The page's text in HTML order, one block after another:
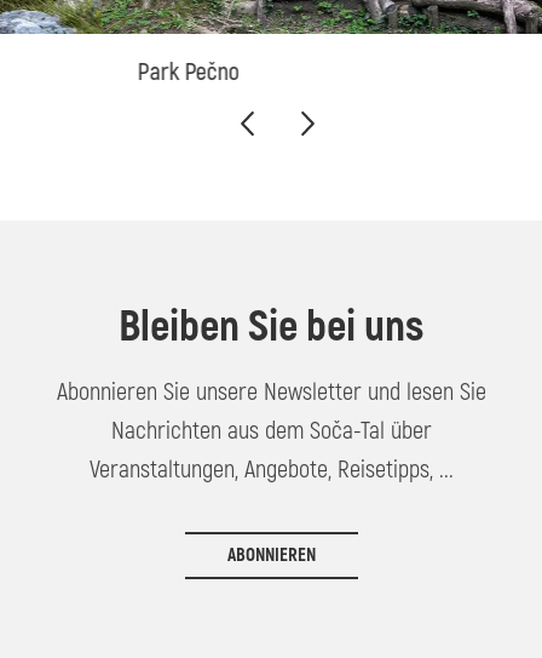
Park Pečno
Bleiben Sie bei uns
Abonnieren Sie unsere Newsletter und lesen Sie
Nachrichten aus dem Soča-Tal über
Veranstaltungen, Angebote, Reisetipps, ...
ABONNIEREN